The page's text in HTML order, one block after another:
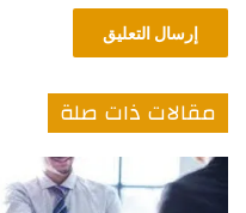
مقالات ذات صلة